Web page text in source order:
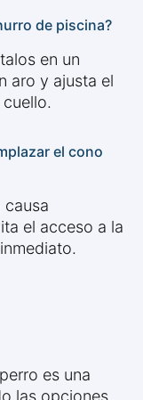
de piscina?
en un
aro y ajusta el
el cono
causa
el acceso a la
es una